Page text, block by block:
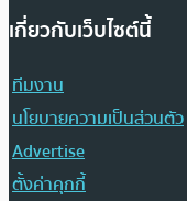
เกี่ยวกับเว็บไซต์นี้
ทีมงาน
นโยบายความเป็นส่วนตัว
Advertise
ตั้งค่าคุกกี้